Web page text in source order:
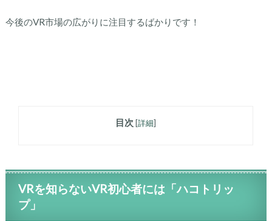
今後のVR市場の広がりに注目するばかりです！
目次 [詳細]
VRを知らないVR初心者には「ハコトリッ
プ」